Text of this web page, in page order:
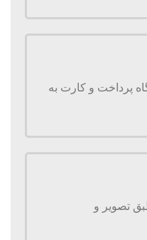
پرداخت و کارت به
تصویر و